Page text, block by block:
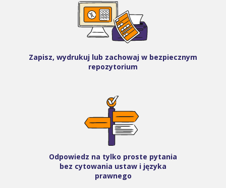
Zapisz, wydrukuj lub zachowaj w bezpiecznym
repozytorium
Odpowiedz na tylko proste pytania
bez cytowania ustaw i języka
prawnego